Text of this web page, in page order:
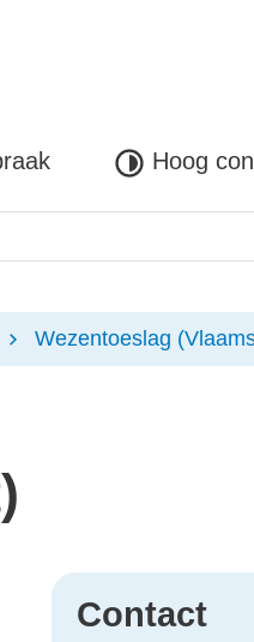
Hoog
Wezentoeslag
Contact